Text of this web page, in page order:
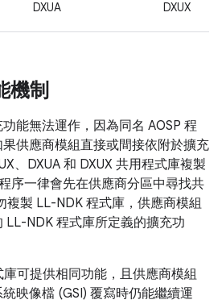
DXUA DXUX
機制
能無法運作，因為同名 AOSP 程
供應商模組直接或間接依附於擴充
、DXUA 和 DXUX 共用程式庫複製
序一律會先在供應商分區中尋找共
複製 LL-NDK 程式庫，供應商模組
LL-NDK 程式庫所定義的擴充功
庫可提供相同功能，且供應商模組
映像檔 (GSI) 覆寫時仍能繼續運